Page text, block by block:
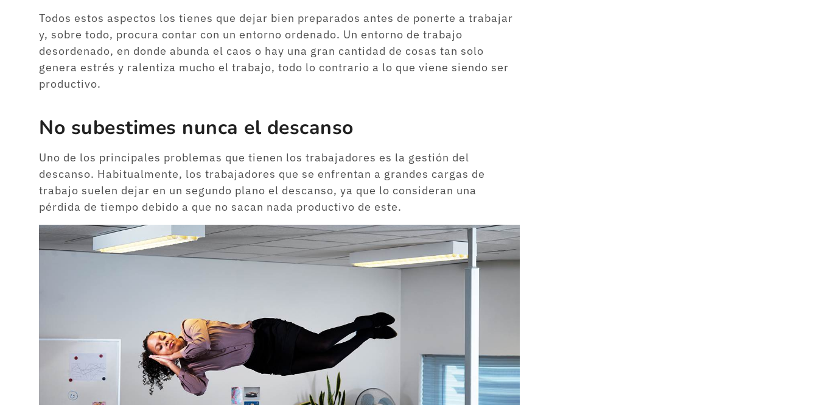
Todos estos aspectos los tienes que dejar bien preparados antes de ponerte a trabajar
y, sobre todo, procura contar con un entorno ordenado. Un entorno de trabajo
desordenado, en donde abunda el caos o hay una gran cantidad de cosas tan solo
genera estrés y ralentiza mucho el trabajo, todo lo contrario a lo que viene siendo ser
productivo.
No subestimes nunca el descanso
Uno de los principales problemas que tienen los trabajadores es la gestión del
descanso. Habitualmente, los trabajadores que se enfrentan a grandes cargas de
trabajo suelen dejar en un segundo plano el descanso, ya que lo consideran una
pérdida de tiempo debido a que no sacan nada productivo de este.